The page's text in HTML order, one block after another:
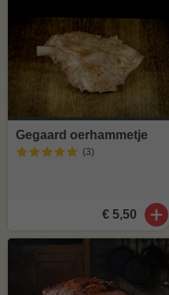
Gegaard oerhammetje
(3)
€ 5,50